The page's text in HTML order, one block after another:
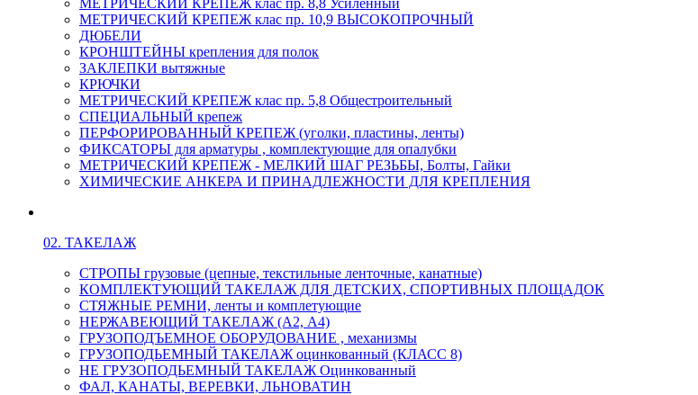
МЕТРИЧЕСКИЙ КРЕПЕЖ клас пр. 8,8 Усиленный
МЕТРИЧЕСКИЙ КРЕПЕЖ клас пр. 10,9 ВЫСОКОПРОЧНЫЙ
ДЮБЕЛИ
КРОНШТЕЙНЫ крепления для полок
ЗАКЛЕПКИ вытяжные
КРЮЧКИ
МЕТРИЧЕСКИЙ КРЕПЕЖ клас пр. 5,8 Общестроительный
СПЕЦИАЛЬНЫЙ крепеж
ПЕРФОРИРОВАННЫЙ КРЕПЕЖ (уголки, пластины, ленты)
ФИКСАТОРЫ для арматуры , комплектующие для опалубки
МЕТРИЧЕСКИЙ КРЕПЕЖ - МЕЛКИЙ ШАГ РЕЗЬБЫ, Болты, Гайки
ХИМИЧЕСКИЕ АНКЕРА И ПРИНАДЛЕЖНОСТИ ДЛЯ КРЕПЛЕНИЯ
02. ТАКЕЛАЖ
СТРОПЫ грузовые (цепные, текстильные ленточные, канатные)
КОМПЛЕКТУЮЩИЙ ТАКЕЛАЖ ДЛЯ ДЕТСКИХ, СПОРТИВНЫХ ПЛОЩАДОК
СТЯЖНЫЕ РЕМНИ, ленты и комплетующие
НЕРЖАВЕЮЩИЙ ТАКЕЛАЖ (А2, А4)
ГРУЗОПОДЪЕМНОЕ ОБОРУДОВАНИЕ , механизмы
ГРУЗОПОДЬЕМНЫЙ ТАКЕЛАЖ оцинкованный (КЛАСС 8)
НЕ ГРУЗОПОДЬЕМНЫЙ ТАКЕЛАЖ Оцинкованный
ФАЛ, КАНАТЫ, ВЕРЕВКИ, ЛЬНОВАТИН